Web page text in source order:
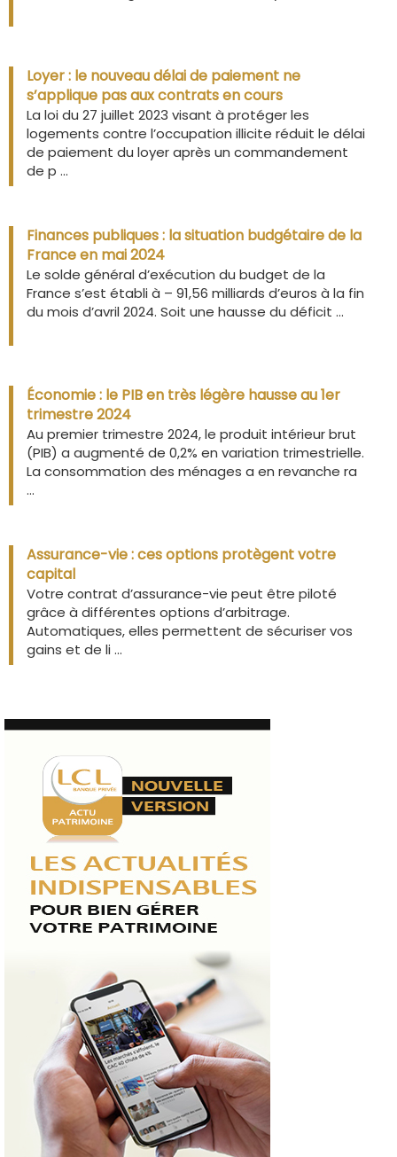
Loyer : le nouveau délai de paiement ne
s’applique pas aux contrats en cours
La loi du 27 juillet 2023 visant à protéger les
logements contre l’occupation illicite réduit le délai
de paiement du loyer après un commandement
de p ...
Finances publiques : la situation budgétaire de la
France en mai 2024
Le solde général d’exécution du budget de la
France s’est établi à – 91,56 milliards d’euros à la fin
du mois d’avril 2024. Soit une hausse du déficit ...
Économie : le PIB en très légère hausse au 1er
trimestre 2024
Au premier trimestre 2024, le produit intérieur brut
(PIB) a augmenté de 0,2% en variation trimestrielle.
La consommation des ménages a en revanche ra
...
Assurance-vie : ces options protègent votre
capital
Votre contrat d’assurance-vie peut être piloté
grâce à différentes options d’arbitrage.
Automatiques, elles permettent de sécuriser vos
gains et de li ...